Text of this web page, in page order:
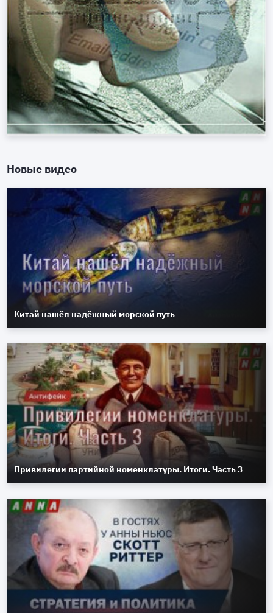
Новые видео
Китай нашёл надёжный морской путь
Привилегии партийной номенклатуры. Итоги. Часть 3